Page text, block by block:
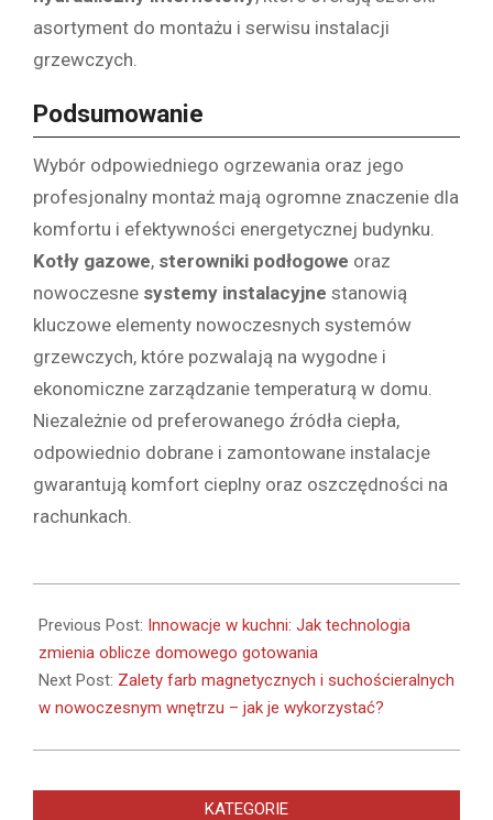
asortyment do montażu i serwisu instalacji
grzewczych.
Podsumowanie
Wybór odpowiedniego ogrzewania oraz jego
profesjonalny montaż mają ogromne znaczenie dla
komfortu i efektywności energetycznej budynku.
Kotły gazowe, sterowniki podłogowe oraz
nowoczesne systemy instalacyjne stanowią
kluczowe elementy nowoczesnych systemów
grzewczych, które pozwalają na wygodne i
ekonomiczne zarządzanie temperaturą w domu.
Niezależnie od preferowanego źródła ciepła,
odpowiednio dobrane i zamontowane instalacje
gwarantują komfort cieplny oraz oszczędności na
rachunkach.
11-
02
Previous Post: Innowacje w kuchni: Jak technologia
zmienia oblicze domowego gotowania
Next Post: Zalety farb magnetycznych i suchościeralnych
w nowoczesnym wnętrzu – jak je wykorzystać?
KATEGORIE